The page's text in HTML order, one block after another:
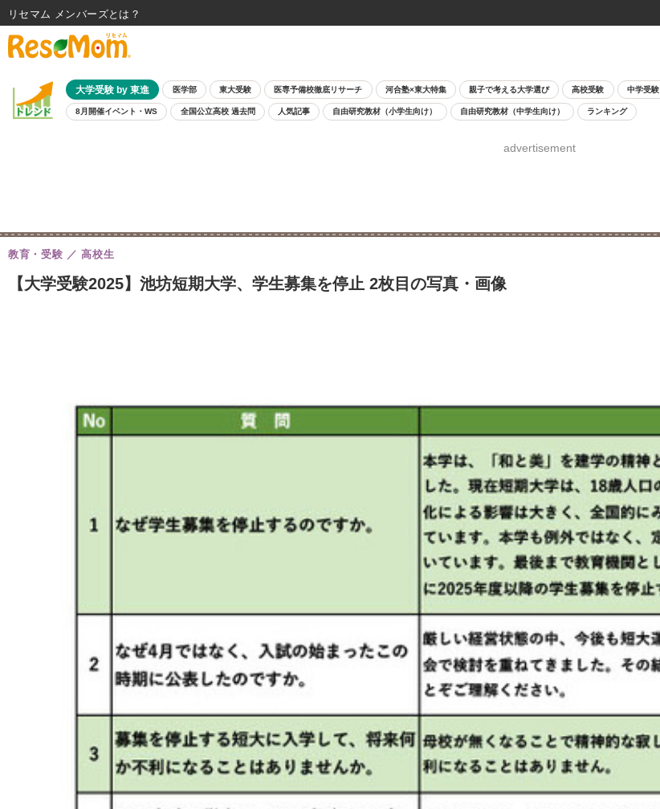
大学受験 by 東進 医学部 東大受験 医専予備校徹底リサーチ 河合塾×東大特集 親子で考える大学選び 高校受験 中学受験
8月開催イベント・WS 全国公立高校 過去問 人気記事 自由研究教材（小学生向け） 自由研究教材（中学生向け） ランキング
advertisement
【大学受験2025】池坊短期大学、学生募集を停止 2枚目の写真・画像
教育・受験 高校生
リセマム メンバーズ